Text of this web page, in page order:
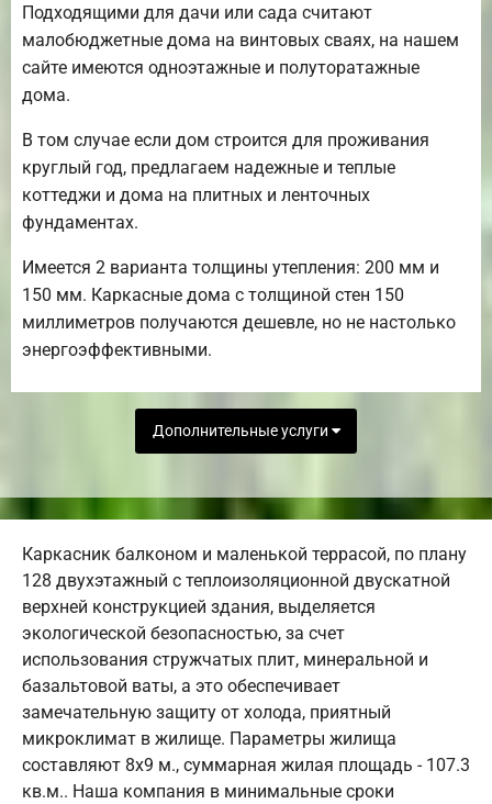
Подходящими для дачи или сада считают
малобюджетные дома на винтовых сваях, на нашем
сайте имеются одноэтажные и полуторатажные
дома.
В том случае если дом строится для проживания
круглый год, предлагаем надежные и теплые
коттеджи и дома на плитных и ленточных
фундаментах.
Имеется 2 варианта толщины утепления: 200 мм и
150 мм. Каркасные дома с толщиной стен 150
миллиметров получаются дешевле, но не настолько
энергоэффективными.
Дополнительные услуги
Каркасник балконом и маленькой террасой, по плану
128 двухэтажный с теплоизоляционной двускатной
верхней конструкцией здания, выделяется
экологической безопасностью, за счет
использования стружчатых плит, минеральной и
базальтовой ваты, а это обеспечивает
замечательную защиту от холода, приятный
микроклимат в жилище. Параметры жилища
составляют 8х9 м., суммарная жилая площадь - 107.3
кв.м.. Наша компания в минимальные сроки